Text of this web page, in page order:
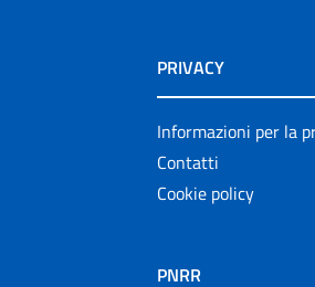
PRIVACY
Informazioni per la
Contatti
Cookie policy
PNRR